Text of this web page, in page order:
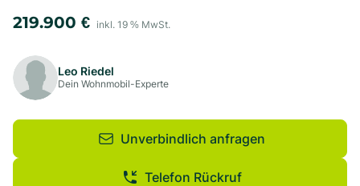
219.900 € inkl. 19 % MwSt.
Leo Riedel
Dein Wohnmobil-Experte
Unverbindlich anfragen
Telefon Rückruf